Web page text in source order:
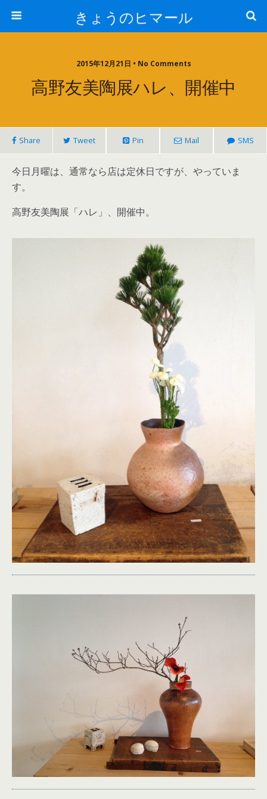
きょうのヒマール
2015年12月21日 • No Comments
高野友美陶展ハレ、開催中
Share Tweet Pin Mail SMS
今日月曜は、通常なら店は定休日ですが、やっていま
す。
高野友美陶展「ハレ」、開催中。